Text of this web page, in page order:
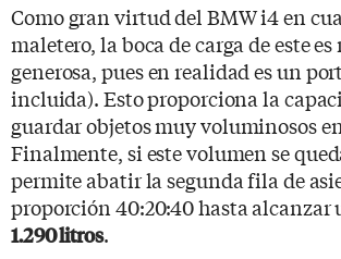
Como gran virtud del BMW i4 en
maletero, la boca de carga de este es
generosa, pues en realidad es un
incluida). Esto proporciona la
guardar objetos muy voluminosos
Finalmente, si este volumen se
permite abatir la segunda fila de
proporción 40:20:40 hasta alcanzar
1.290 litros.